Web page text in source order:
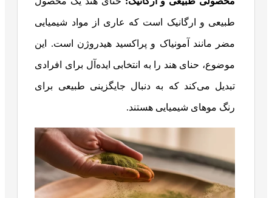
طبیعی و ارگانیک است که عاری از مواد شیمیایی
مضر مانند آمونیاک و پراکسید هیدروژن است. این
موضوع، حنای هند را به انتخابی ایده‌آل برای افرادی
تبدیل می‌کند که به دنبال جایگزینی طبیعی برای
رنگ موهای شیمیایی هستند.